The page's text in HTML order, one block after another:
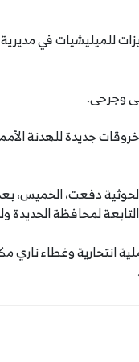
للميليشيات في
وجرحى.
خروقات جديدة للهدنة
دفعت، الخميس،
لمحافظة الحديدة
انتحارية وغطاء ناري